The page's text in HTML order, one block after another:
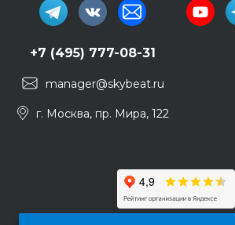
+7 (495) 777-08-31
manager@skybeat.ru
г. Москва, пр. Мира, 122